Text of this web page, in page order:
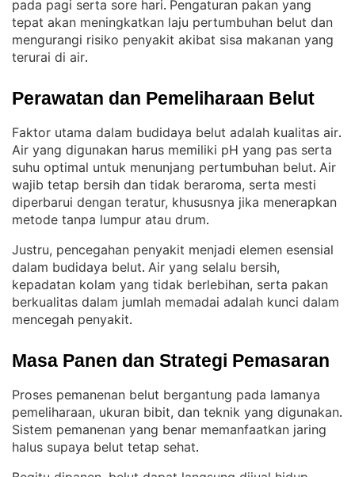
pada pagi serta sore hari. Pengaturan pakan yang
tepat akan meningkatkan laju pertumbuhan belut dan
mengurangi risiko penyakit akibat sisa makanan yang
terurai di air.
Perawatan dan Pemeliharaan Belut
Faktor utama dalam budidaya belut adalah kualitas air
Air yang digunakan harus memiliki pH yang pas serta
suhu optimal untuk menunjang pertumbuhan belut. Air
wajib tetap bersih dan tidak beraroma, serta mesti
diperbarui dengan teratur, khususnya jika menerapkan
metode tanpa lumpur atau drum.
Justru, pencegahan penyakit menjadi elemen esensial
dalam budidaya belut. Air yang selalu bersih,
kepadatan kolam yang tidak berlebihan, serta pakan
berkualitas dalam jumlah memadai adalah kunci dalam
mencegah penyakit.
Masa Panen dan Strategi Pemasaran
Proses pemanenan belut bergantung pada lamanya
pemeliharaan, ukuran bibit, dan teknik yang digunakan
Sistem pemanenan yang benar memanfaatkan jaring
halus supaya belut tetap sehat.